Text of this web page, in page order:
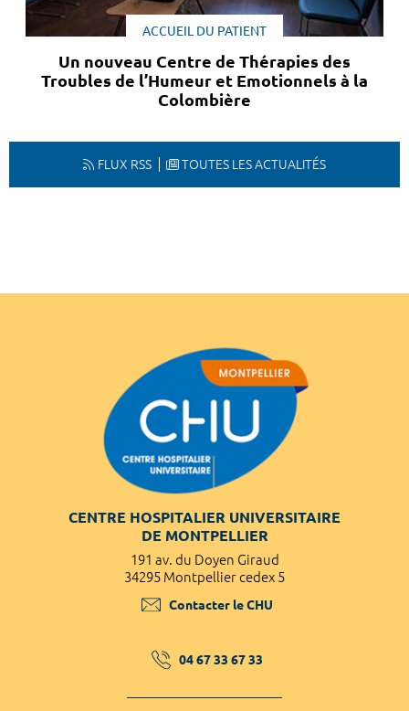
ACCUEIL DU PATIENT
Un nouveau Centre de Thérapies des
Troubles de l’Humeur et Emotionnels à la
Colombière
FLUX RSS TOUTES LES ACTUALITÉS
CENTRE HOSPITALIER UNIVERSITAIRE
DE MONTPELLIER
191 av. du Doyen Giraud
34295 Montpellier cedex 5
Contacter le CHU
04 67 33 67 33